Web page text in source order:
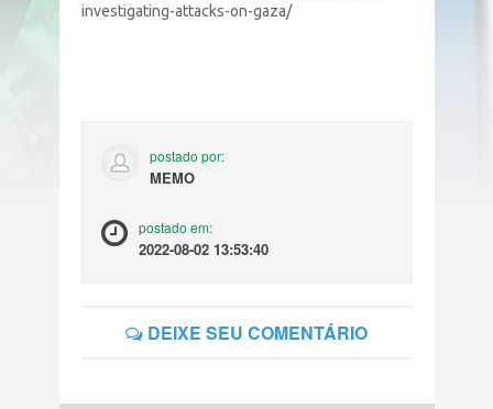
investigating-attacks-on-gaza/
postado por:
MEMO
postado em:
2022-08-02 13:53:40
DEIXE SEU COMENTÁRIO